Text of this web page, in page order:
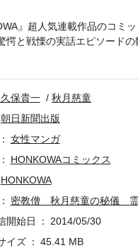
』超人気連載作品のコミ
愕と戦慄の実話エピソード
保貴一
秋月慈童
朝日新聞出版
女性マンガ
HONKOWAコミックス
HONKOWA
密教僧 秋月慈童の秘儀 霊
開始日
2014/05/30
イズ
45.41 MB